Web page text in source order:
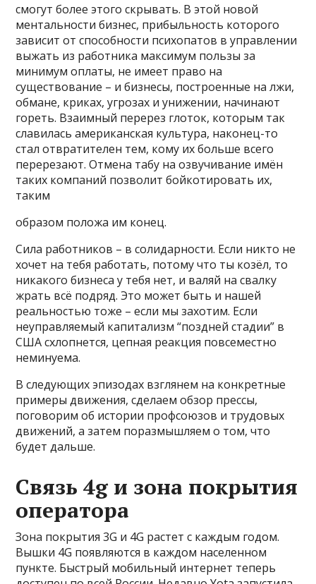
смогут более этого скрывать. В этой новой
ментальности бизнес, прибыльность которого
зависит от способности психопатов в управлении
выжать из работника максимум пользы за
минимум оплаты, не имеет право на
существование – и бизнесы, построенные на лжи,
обмане, криках, угрозах и унижении, начинают
гореть. Взаимный перерез глоток, которым так
славилась американская культура, наконец-то
стал отвратителен тем, кому их больше всего
перерезают. Отмена табу на озвучивание имён
таких компаний позволит бойкотировать их,
таким
образом положа им конец.
Сила работников – в солидарности. Если никто не
хочет на тебя работать, потому что ты козёл, то
никакого бизнеса у тебя нет, и валяй на свалку
жрать всё подряд. Это может быть и нашей
реальностью тоже – если мы захотим. Если
неуправляемый капитализм “поздней стадии” в
США схлопнется, цепная реакция повсеместно
неминуема.
В следующих эпизодах взглянем на конкретные
примеры движения, сделаем обзор прессы,
поговорим об истории профсоюзов и трудовых
движений, а затем поразмышляем о том, что
будет дальше.
Cвязь 4g и зона покрытия
оператора
Зона покрытия 3G и 4G растет с каждым годом.
Вышки 4G появляются в каждом населенном
пункте. Быстрый мобильный интернет теперь